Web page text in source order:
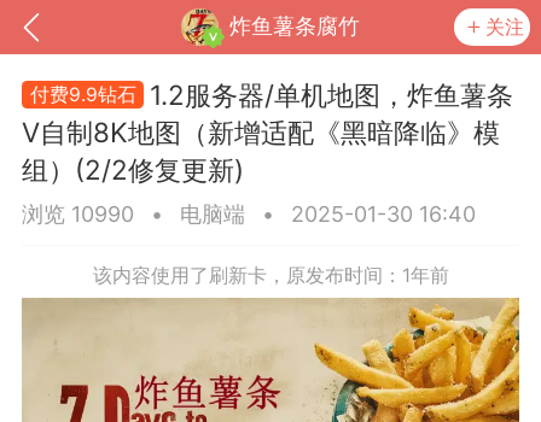
炸鱼薯条腐竹 关注
我的钱包 道具 排行榜
9.9钻石
1.2服务器/单机地图，炸鱼薯条
V自制8K地图（新增适配《黑暗降临》模
组）(2/2修复更新)
浏览 10990 • 电脑端 • 2025-01-30 16:40
该内容使用了刷新卡，原发布时间：1年前